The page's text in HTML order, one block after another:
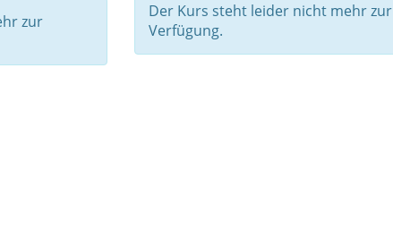
zur
Der Kurs steht leider nicht mehr zur
Verfügung.